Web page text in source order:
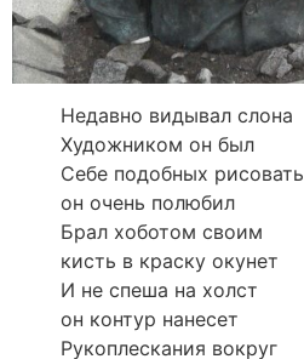
Недавно видывал слона
Художником он был
Себе подобных рисовать
он очень полюбил
Брал хоботом своим
кисть в краску окунет
И не спеша на холст
он контур нанесет
Рукоплескания вокруг